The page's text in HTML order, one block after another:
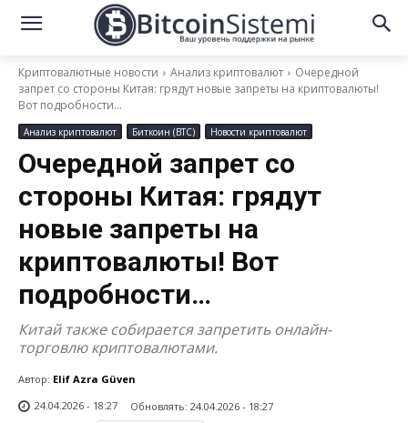
Криптовалютные новости Анализ криптовалют
Очередной
запрет со стороны Китая: грядут новые запреты на криптовалюты!
Вот подробности…
Анализ криптовалют Биткоин (BTC) Новости криптовалют
Очередной запрет со
стороны Китая: грядут
новые запреты на
криптовалюты! Вот
подробности…
Китай также собирается запретить онлайн-
торговлю криптовалютами.
Автор: Elif Azra Güven
24.04.2026 - 18:27
Обновлять: 24.04.2026 - 18:27